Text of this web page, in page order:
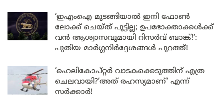
‘ഇഎംഐ മുടങ്ങിയാൽ ഇനി ഫോൺ
ലോക്ക് ചെയ്ത് പൂട്ടില്ല; ഉപഭോക്താക്കൾക്ക്
വൻ ആശ്വാസവുമായി റിസർവ് ബാങ്ക്!’:
പുതിയ മാർഗ്ഗനിർദ്ദേശങ്ങൾ പുറത്ത്!
‘ഹെലികോപ്റ്റർ വാടകക്കെടുത്തിന് എത്ര
ചെലവായി?’അത് രഹസ്യമാണ്’ എന്ന്
സർക്കാർ!